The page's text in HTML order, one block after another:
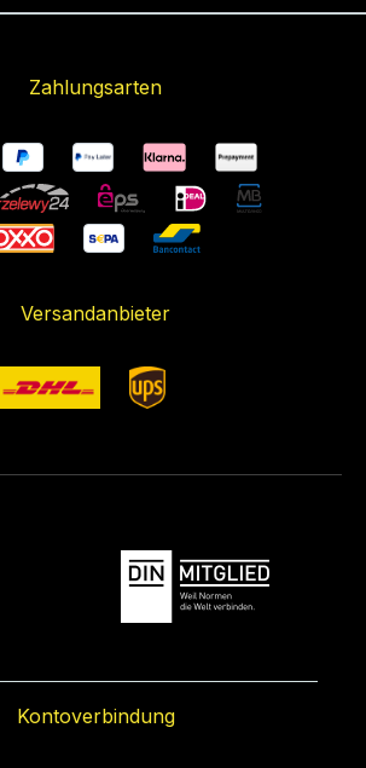
Zahlungsarten
Versandanbieter
Kontoverbindung